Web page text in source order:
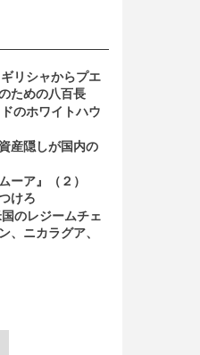
リシャからプエ
ための八百長
のホワイトハウ
産隠しが国内の
ーア』（２）
けろ
のレジームチェ
ニカラグア、